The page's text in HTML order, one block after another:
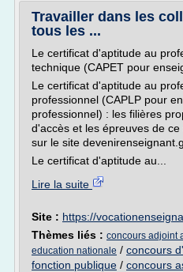
Travailler dans les
tous les ...
Le certificat d'aptitude au
technique (CAPET pour
Le certificat d'aptitude au
professionnel (CAPLP pour
professionnel) : les filières
d'accès et les épreuves de
sur le site
Le certificat d'aptitude au...
Lire la suite
Site : https://
Thèmes liés : concours adjoint
education nationale / concours
fonction publique / concours